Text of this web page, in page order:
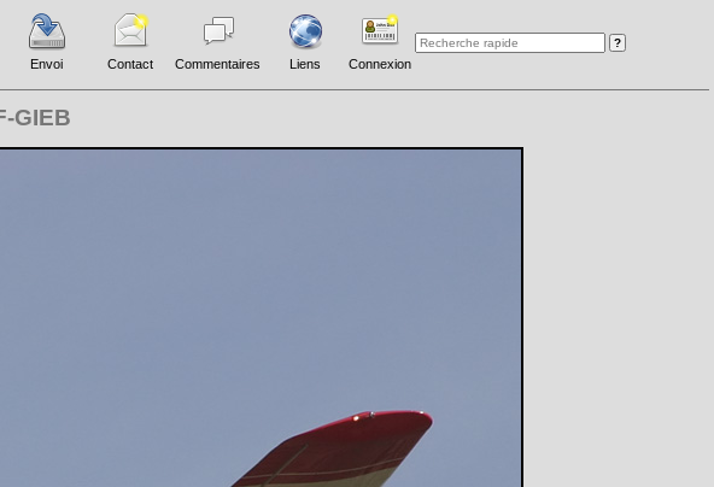
Envoi Contact Commentaires Liens Connexion
GIEB